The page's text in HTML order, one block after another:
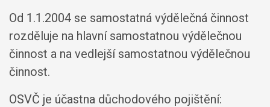
Od 1.1.2004 se samostatná výdělečná činnost
rozděluje na hlavní samostatnou výdělečnou
činnost a na vedlejší samostatnou výdělečnou
činnost.
OSVČ je účastna důchodového pojištění: